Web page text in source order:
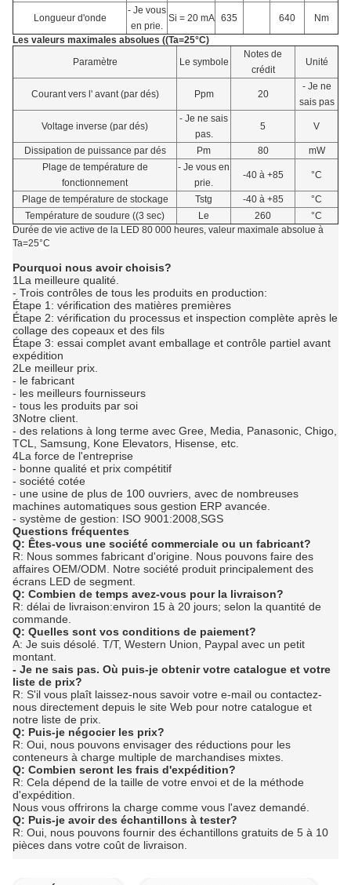
Longueur d'onde
- Je vous
en prie.
Si = 20 mA 635 640
Nm
Les valeurs maximales absolues ((Ta=25°C)
Paramètre
Le symbole
Notes de
crédit
Unité
Courant vers l' avant (par dés) Ppm 20
- Je ne
sais pas
Voltage inverse (par dés)
- Je ne sais
pas.
5 V
Dissipation de puissance par dés Pm 80
mW
Plage de température de
fonctionnement
- Je vous en
prie.
-40 à +85 °C
Plage de température de stockage Tstg -40 à +85
°C
Température de soudure ((3 sec)
Le 260
°C
Durée de vie active de la LED 80 000 heures, valeur maximale absolue à
Ta=25°C
Pourquoi nous avoir choisis?
1La meilleure qualité.
- Trois contrôles de tous les produits en production:
Étape 1: vérification des matières premières
Étape 2: vérification du processus et inspection complète après le
collage des copeaux et des fils
Étape 3: essai complet avant emballage et contrôle partiel avant
expédition
2Le meilleur prix.
- le fabricant
- les meilleurs fournisseurs
- tous les produits par soi
3Notre client.
- des relations à long terme avec Gree, Media, Panasonic, Chigo,
TCL, Samsung, Kone Elevators, Hisense, etc.
4La force de l'entreprise
- bonne qualité et prix compétitif
- société cotée
- une usine de plus de 100 ouvriers, avec de nombreuses
machines automatiques sous gestion ERP avancée.
- système de gestion: ISO 9001:2008,SGS
Questions fréquentes
Q: Êtes-vous une société commerciale ou un fabricant?
R: Nous sommes fabricant d'origine. Nous pouvons faire des
affaires OEM/ODM. Notre société produit principalement des
écrans LED de segment.
Q: Combien de temps avez-vous pour la livraison?
R: délai de livraison:environ 15 à 20 jours; selon la quantité de
commande.
Q: Quelles sont vos conditions de paiement?
A: Je suis désolé. T/T, Western Union, Paypal avec un petit
montant.
- Je ne sais pas. Où puis-je obtenir votre catalogue et votre
liste de prix?
R: S'il vous plaît laissez-nous savoir votre e-mail ou contactez-
nous directement depuis le site Web pour notre catalogue et
notre liste de prix.
Q: Puis-je négocier les prix?
R: Oui, nous pouvons envisager des réductions pour les
conteneurs à charge multiple de marchandises mixtes.
Q: Combien seront les frais d'expédition?
R: Cela dépend de la taille de votre envoi et de la méthode
d'expédition.
Nous vous offrirons la charge comme vous l'avez demandé.
Q: Puis-je avoir des échantillons à tester?
R: Oui, nous pouvons fournir des échantillons gratuits de 5 à 10
pièces dans votre coût de livraison.